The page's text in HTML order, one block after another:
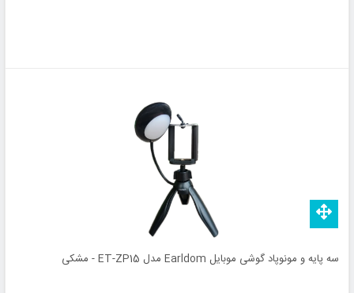
سه پایه و مونوپاد گوشی موبایل Earldom مدل ET-ZP15 - مشکی